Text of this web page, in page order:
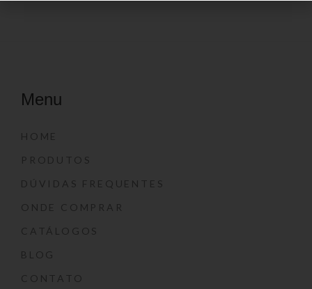
Menu
HOME
PRODUTOS
DÚVIDAS FREQUENTES
ONDE COMPRAR
CATÁLOGOS
BLOG
CONTATO